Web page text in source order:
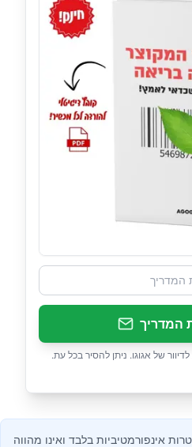
המדריך
של אגוגו. ניתן להסיר בכל עת.
אינפורמטיביות בלבד ואינו מהווה